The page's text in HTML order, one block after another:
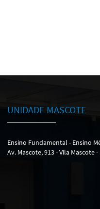
UNIDADE MASCOTE
Ensino Fundamental - Ensino
Av. Mascote, 913 - Vila Mascote